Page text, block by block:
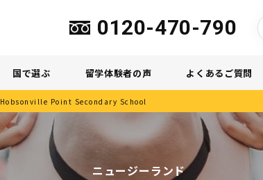
0120-470-790
国で選ぶ 留学体験者の声 よくあるご質問
Hobsonville Point Secondary School
ニュージーランド